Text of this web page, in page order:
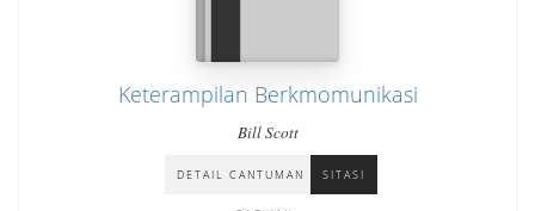
Keterampilan Berkmomunikasi
Bill Scott
DETAIL CANTUMAN SITASI